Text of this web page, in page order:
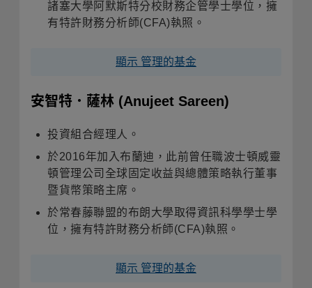
諸塞大學阿默斯特分校財務企管學士學位，擁
有特許財務分析師(CFA)執照。
顯示 管理的基金
安智特．薩林 (Anujeet Sareen)
投資組合經理人。
於2016年加入布蘭迪，此前曾任職波士頓威靈
頓管理公司全球固定收益與總體策略執行董事
暨貨幣策略主席。
於常春藤聯盟的布朗大學取得資訊科學學士學
位，擁有特許財務分析師(CFA)執照。
顯示 管理的基金